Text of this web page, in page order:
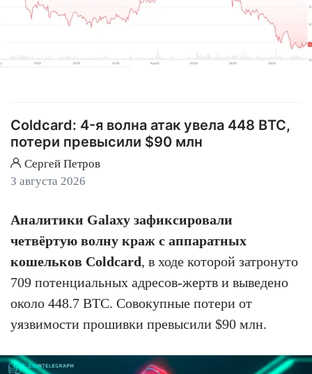
Coldcard: 4-я волна атак увела 448 BTC,
потери превысили $90 млн
Сергей Петров
3 августа 2026
Аналитики Galaxy зафиксировали
четвёртую волну краж с аппаратных
кошельков Coldcard, в ходе которой затронуто
709 потенциальных адресов-жертв и выведено
около 448.7 BTC. Совокупные потери от
уязвимости прошивки превысили $90 млн.